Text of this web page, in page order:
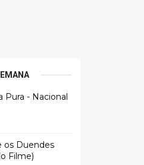
Pura - Nacional
os Duendes
Filme)